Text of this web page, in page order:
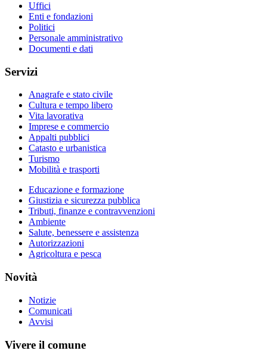
Uffici
Enti e fondazioni
Politici
Personale amministrativo
Documenti e dati
Servizi
Anagrafe e stato civile
Cultura e tempo libero
Vita lavorativa
Imprese e commercio
Appalti pubblici
Catasto e urbanistica
Turismo
Mobilità e trasporti
Educazione e formazione
Giustizia e sicurezza pubblica
Tributi, finanze e contravvenzioni
Ambiente
Salute, benessere e assistenza
Autorizzazioni
Agricoltura e pesca
Novità
Notizie
Comunicati
Avvisi
Vivere il comune